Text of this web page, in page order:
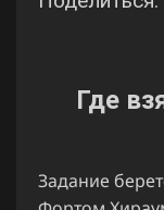
Где
Задание